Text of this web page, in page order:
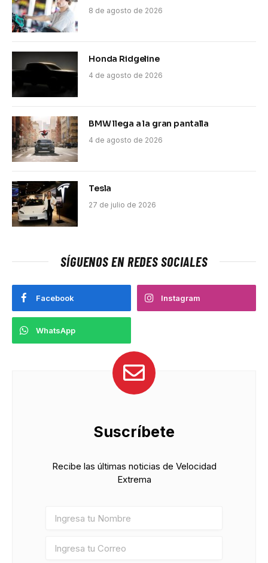
8 de agosto de 2026
Honda Ridgeline
4 de agosto de 2026
BMW llega a la gran pantalla
4 de agosto de 2026
Tesla
27 de julio de 2026
SÍGUENOS EN REDES SOCIALES
Facebook Instagram
WhatsApp
Suscríbete
Recibe las últimas noticias de Velocidad
Extrema